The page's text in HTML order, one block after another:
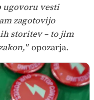
ugovoru vesti
zagotovijo
storitev – to jim
opozarja.